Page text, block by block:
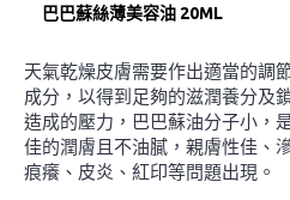
巴巴蘇絲薄美容油 20ML
天氣乾燥皮膚需要作出適當的調
成分，以得到足夠的滋潤養分及
造成的壓力，巴巴蘇油分子小，
佳的潤膚且不油膩，親膚性佳、
痕癢、皮炎、紅印等問題出現。